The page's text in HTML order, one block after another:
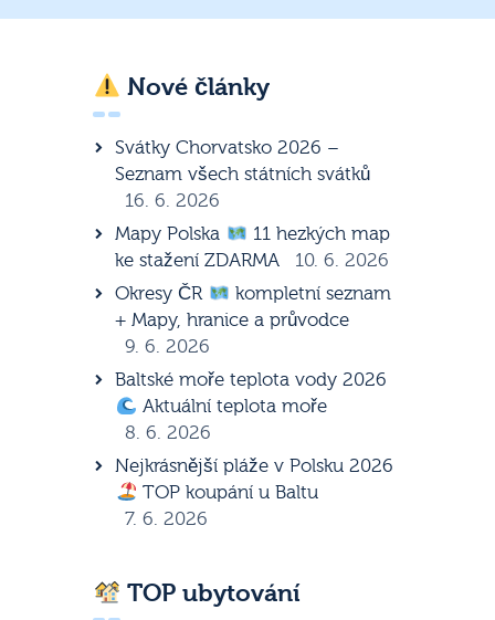
Nové články
Svátky Chorvatsko 2026 –
Seznam všech státních svátků
16. 6. 2026
Mapy Polska
11 hezkých map
ke stažení ZDARMA
10. 6. 2026
Okresy ČR
kompletní seznam
+ Mapy, hranice a průvodce
9. 6. 2026
Baltské moře teplota vody 2026
Aktuální teplota moře
8. 6. 2026
Nejkrásnější pláže v Polsku 2026
TOP koupání u Baltu
7. 6. 2026
TOP ubytování